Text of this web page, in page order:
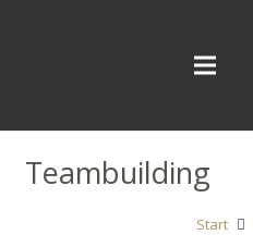
Teambuilding
Start